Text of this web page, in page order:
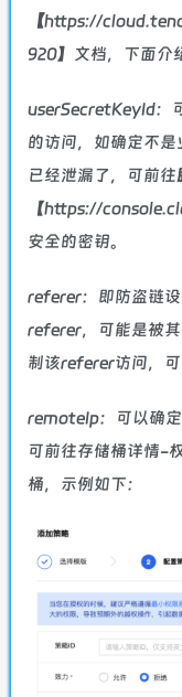
【https://
920】文档，下面介
userSecretKeyId：
的访问，如确定不
已经泄漏了，可前往
【https://
安全的密钥。
referer：即防盗链
referer，可能是被
制该referer访问，可
remoteIp：可以确定
可前往存储桶详情-
桶，示例如下：